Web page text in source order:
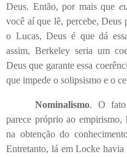
Deus. Então, por mais que
você aí que lê, percebe, Deus
o Lucas, Deus é que dá
assim, Berkeley seria um
Deus que garante essa
que impede o solipsismo e o
Nominalismo. O fato
parece próprio ao empirismo,
na obtenção do
Entretanto, lá em Locke havia